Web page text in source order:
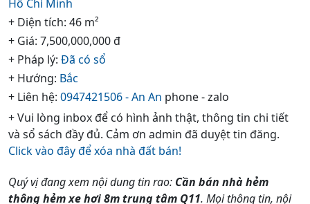
Hồ Chí Minh
+ Diện tích: 46 m²
+ Giá: 7,500,000,000 đ
+ Pháp lý: Đã có sổ
+ Hướng: Bắc
+ Liên hệ: 0947421506 - An An phone - zalo
+ Vui lòng inbox để có hình ảnh thật, thông tin chi tiết
và sổ sách đầy đủ. Cảm ơn admin đã duyệt tin đăng.
Click vào đây để xóa nhà đất bán!
Quý vị đang xem nội dung tin rao: Cần bán nhà hẻm
thông hẻm xe hơi 8m trung tâm Q11. Mọi thông tin, nội